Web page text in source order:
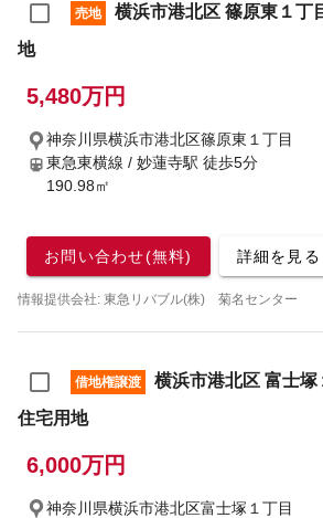
売地
横浜市港北区 篠原東１丁
地
5,480万円
神奈川県横浜市港北区篠原東１丁目
東急東横線 / 妙蓮寺駅 徒歩5分
190.98㎡
お問い合わせ(無料) 詳細を見る
情報提供会社: 東急リバブル(株) 菊名センター
借地権譲渡
横浜市港北区 富士
住宅用地
6,000万円
神奈川県横浜市港北区富士塚１丁目